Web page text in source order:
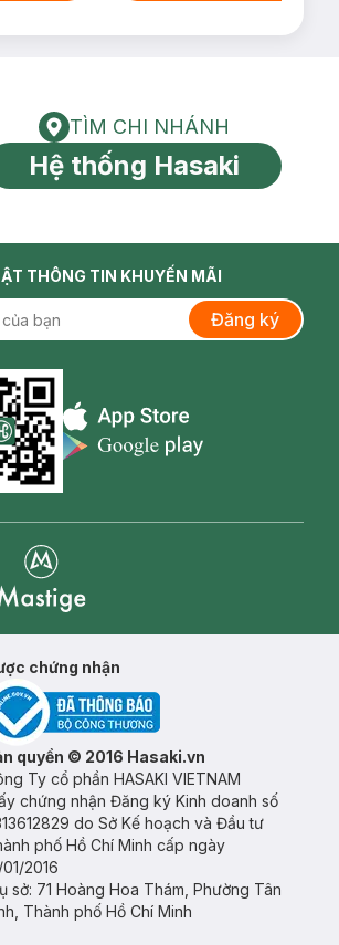
Tìm chi nhánh
TÌM CHI NHÁNH
Hệ thống Hasaki
THÔNG TIN KHUYẾN MÃI
Đăng ký
Appstore icon
chứng nhận
quyền © 2016 Hasaki.vn
Ty cổ phần HASAKI VIETNAM
chứng nhận Đăng ký Kinh doanh số
do Sở Kế hoạch và Đầu tư
phố Hồ Chí Minh cấp ngày
01/2016
sở: 71 Hoàng Hoa Thám, Phường Tân
Thành phố Hồ Chí Minh